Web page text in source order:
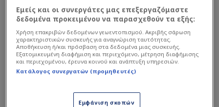
Εμείς και οι συνεργάτες μας επεξεργαζόμαστε
δεδομένα προκειμένου να παρασχεθούν τα εξής:
Χρήση επακριβών δεδομένων γεωεντοπισμού. Ακριβής σάρωση
χαρακτηριστικών συσκευής για αναγνώριση ταυτότητας.
Αποθήκευση ή/και πρόσβαση στα δεδομένα μιας συσκευής.
Εξατομικευμένη διαφήμιση και περιεχόμενο, μέτρηση διαφήμισης
και περιεχομένου, έρευνα κοινού και ανάπτυξη υπηρεσιών.
Κατάλογος συνεργατών (προμηθευτές)
Εμφάνιση σκοπών